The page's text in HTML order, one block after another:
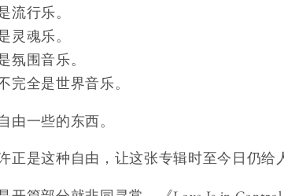
流行乐。
灵魂乐。
氛围音乐。
完全是世界音乐。
由一些的东西。
正是这种自由，让这张专辑时至今日仍给